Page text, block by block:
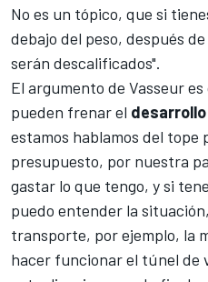
No es un tópico, que si
debajo del peso, después
serán descalificados".
El argumento de Vasseur
pueden frenar el desarrollo
estamos hablamos del tope
presupuesto, por nuestra
gastar lo que tengo, y si
puedo entender la
transporte, por ejemplo, la
hacer funcionar el túnel de